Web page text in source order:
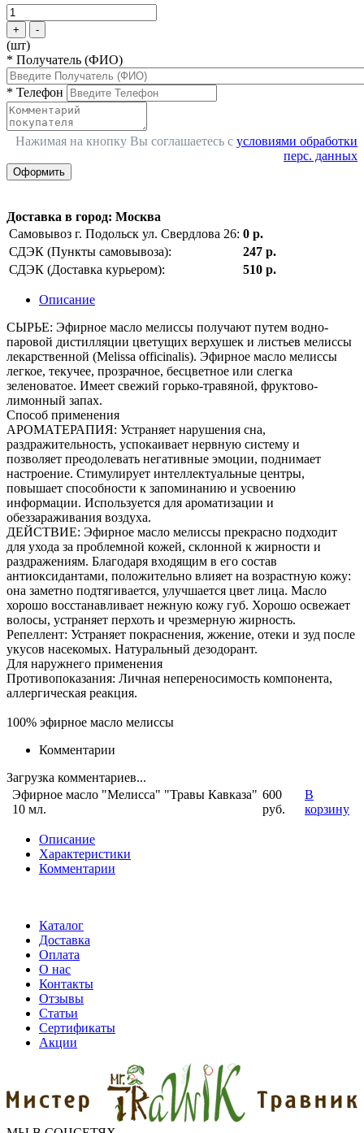
+ -
(шт)
* Получатель (ФИО)
* Телефон
Нажимая на кнопку Вы соглашаетесь с условиями обработки
перс. данных
Оформить
Доставка в город: Москва
Самовывоз г. Подольск ул. Свердлова 26: 0 р.
СДЭК (Пункты самовывоза):
247 р.
СДЭК (Доставка курьером):
510 р.
Описание
СЫРЬЕ: Эфирное масло мелиссы получают путем водно-
паровой дистилляции цветущих верхушек и листьев мелиссы
лекарственной (Melissa officinalis). Эфирное масло мелиссы
легкое, текучее, прозрачное, бесцветное или слегка
зеленоватое. Имеет свежий горько-травяной, фруктово-
лимонный запах.
Способ применения
АРОМАТЕРАПИЯ: Устраняет нарушения сна,
раздражительность, успокаивает нервную систему и
позволяет преодолевать негативные эмоции, поднимает
настроение. Стимулирует интеллектуальные центры,
повышает способности к запоминанию и усвоению
информации. Используется для ароматизации и
обеззараживания воздуха.
ДЕЙСТВИЕ: Эфирное масло мелиссы прекрасно подходит
для ухода за проблемной кожей, склонной к жирности и
раздражениям. Благодаря входящим в его состав
антиоксидантами, положительно влияет на возрастную кожу:
она заметно подтягивается, улучшается цвет лица. Масло
хорошо восстанавливает нежную кожу губ. Хорошо освежает
волосы, устраняет перхоть и чрезмерную жирность.
Репеллент: Устраняет покраснения, жжение, отеки и зуд после
укусов насекомых. Натуральный дезодорант.
Для наружнего применения
Противопоказания: Личная непереносимость компонента,
аллергическая реакция.
100% эфирное масло мелиссы
Комментарии
Загрузка комментариев...
Эфирное масло "Мелисса" "Травы Кавказа"
10 мл.
600
руб.
В
корзину
Описание
Характеристики
Комментарии
Каталог
Доставка
Оплата
О нас
Контакты
Отзывы
Статьи
Сертификаты
Акции